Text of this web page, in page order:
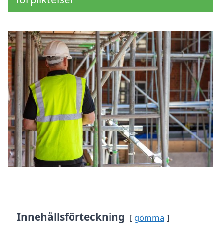
Innehållsförteckning gömma